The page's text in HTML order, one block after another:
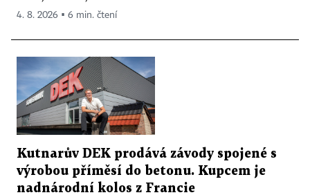
4. 8. 2026 ▪ 6 min. čtení
Kutnarův DEK prodává závody spojené s
výrobou příměsí do betonu. Kupcem je
nadnárodní kolos z Francie